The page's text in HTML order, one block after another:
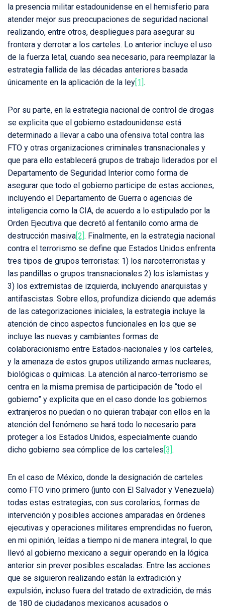
la presencia militar estadounidense en el hemisferio para
atender mejor sus preocupaciones de seguridad nacional
realizando, entre otros, despliegues para asegurar su
frontera y derrotar a los carteles. Lo anterior incluye el uso
de la fuerza letal, cuando sea necesario, para reemplazar la
estrategia fallida de las décadas anteriores basada
únicamente en la aplicación de la ley [1] .
Por su parte, en la estrategia nacional de control de drogas
se explicita que el gobierno estadounidense está
determinado a llevar a cabo una ofensiva total contra las
FTO y otras organizaciones criminales transnacionales y
que para ello establecerá grupos de trabajo liderados por el
Departamento de Seguridad Interior como forma de
asegurar que todo el gobierno participe de estas acciones,
incluyendo el Departamento de Guerra o agencias de
inteligencia como la CIA, de acuerdo a lo estipulado por la
Orden Ejecutiva que decretó al fentanilo como arma de
destrucción masiva [2] . Finalmente, en la estrategia nacional
contra el terrorismo se define que Estados Unidos enfrenta
tres tipos de grupos terroristas: 1) los narcoterroristas y
las pandillas o grupos transnacionales 2) los islamistas y
3) los extremistas de izquierda, incluyendo anarquistas y
antifascistas. Sobre ellos, profundiza diciendo que además
de las categorizaciones iniciales, la estrategia incluye la
atención de cinco aspectos funcionales en los que se
incluye las nuevas y cambiantes formas de
colaboracionismo entre Estados-nacionales y los carteles,
y la amenaza de estos grupos utilizando armas nucleares,
biológicas o químicas. La atención al narco-terrorismo se
centra en la misma premisa de participación de “todo el
gobierno” y explicita que en el caso donde los gobiernos
extranjeros no puedan o no quieran trabajar con ellos en la
atención del fenómeno se hará todo lo necesario para
proteger a los Estados Unidos, especialmente cuando
dicho gobierno sea cómplice de los carteles [3] .
En el caso de México, donde la designación de carteles
como FTO vino primero (junto con El Salvador y Venezuela)
todas estas estrategias, con sus corolarios, formas de
intervención y posibles acciones amparadas en órdenes
ejecutivas y operaciones militares emprendidas no fueron,
en mi opinión, leídas a tiempo ni de manera integral, lo que
llevó al gobierno mexicano a seguir operando en la lógica
anterior sin prever posibles escaladas. Entre las acciones
que se siguieron realizando están la extradición y
expulsión, incluso fuera del tratado de extradición, de más
de 180 de ciudadanos mexicanos acusados o